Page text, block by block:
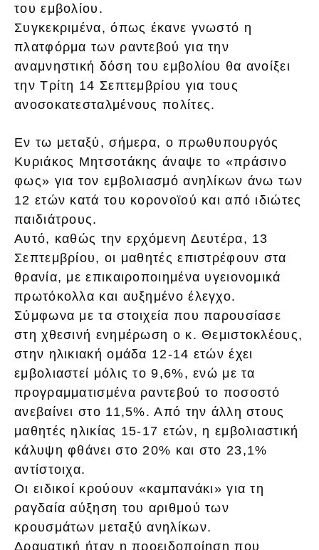
του εμβολίου.
Συγκεκριμένα, όπως έκανε γνωστό η
πλατφόρμα των ραντεβού για την
αναμνηστική δόση του εμβολίου θα ανοίξει
την Τρίτη 14 Σεπτεμβρίου για τους
ανοσοκατεσταλμένους πολίτες.
Εν τω μεταξύ, σήμερα, ο πρωθυπουργός
Κυριάκος Μητσοτάκης άναψε το «πράσινο
φως» για τον εμβολιασμό ανηλίκων άνω των
12 ετών κατά του κορονοϊού και από ιδιώτες
παιδιάτρους.
Αυτό, καθώς την ερχόμενη Δευτέρα, 13
Σεπτεμβρίου, οι μαθητές επιστρέφουν στα
θρανία, με επικαιροποιημένα υγειονομικά
πρωτόκολλα και αυξημένο έλεγχο.
Σύμφωνα με τα στοιχεία που παρουσίασε
στη χθεσινή ενημέρωση ο κ. Θεμιστοκλέους,
στην ηλικιακή ομάδα 12-14 ετών έχει
εμβολιαστεί μόλις το 9,6%, ενώ με τα
προγραμματισμένα ραντεβού το ποσοστό
ανεβαίνει στο 11,5%. Από την άλλη στους
μαθητές ηλικίας 15-17 ετών, η εμβολιαστική
κάλυψη φθάνει στο 20% και στο 23,1%
αντίστοιχα.
Οι ειδικοί κρούουν «καμπανάκι» για τη
ραγδαία αύξηση του αριθμού των
κρουσμάτων μεταξύ ανηλίκων.
Δραματική ήταν η προειδοποίηση που